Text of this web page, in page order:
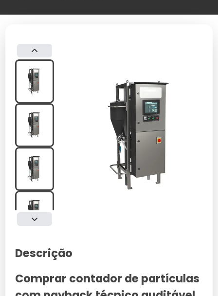
Descrição
Comprar contador de partículas